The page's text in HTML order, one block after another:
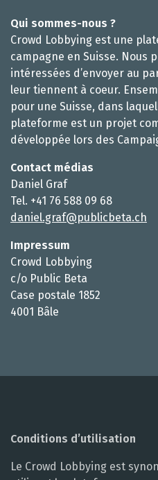
Qui sommes-nous ?
Crowd Lobbying est une
campagne en Suisse. Nous
intéressées d’envoyer au
leur tiennent à coeur.
pour une Suisse, dans
plateforme est un projet
développée lors des
Contact médias
Daniel Graf
Tel. +41 76 588 09 68
daniel.graf@publicbeta.ch
Impressum
Crowd Lobbying
c/o Public Beta
Case postale 1852
4001 Bâle
Conditions d’utilisation
Le Crowd Lobbying est